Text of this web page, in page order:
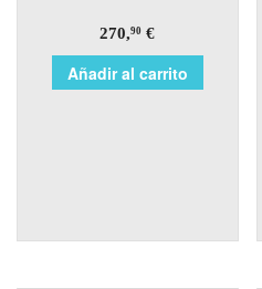
270,90 €
Añadir al carrito